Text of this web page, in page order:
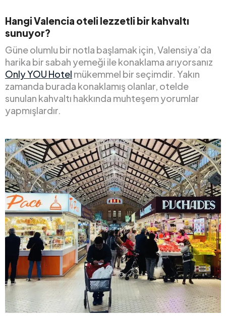
Hangi Valencia oteli lezzetli bir kahvaltı
sunuyor?
Güne olumlu bir notla başlamak için, Valensiya’da
harika bir sabah yemeği ile konaklama arıyorsanız
Only YOU Hotel mükemmel bir seçimdir. Yakın
zamanda burada konaklamış olanlar, otelde
sunulan kahvaltı hakkında muhteşem yorumlar
yapmışlardır.